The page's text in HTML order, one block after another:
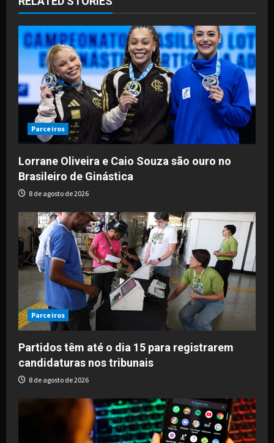
v
i
g
a
t
o
n
Parceiros
Lorrane Oliveira e Caio Souza são ouro no
Brasileiro de Ginástica
8 de agosto de 2026
Parceiros
Partidos têm até o dia 15 para registrarem
candidaturas nos tribunais
8 de agosto de 2026